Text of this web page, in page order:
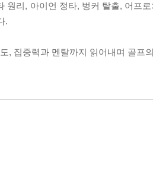
리, 아이언 정타, 벙커 탈출, 어프
.
, 집중력과 멘탈까지 읽어내며 골프